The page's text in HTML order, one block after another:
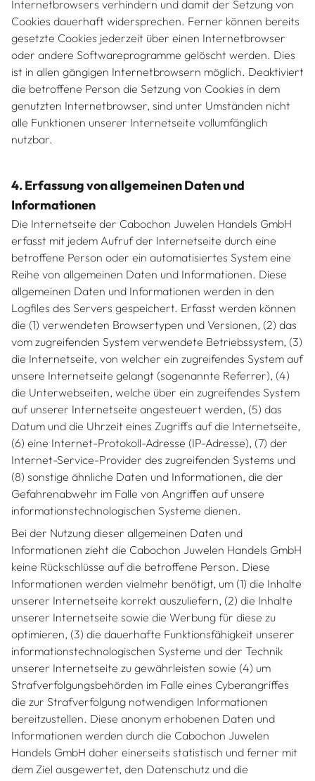
Internetbrowsers verhindern und damit der Setzung von
Cookies dauerhaft widersprechen. Ferner können bereits
gesetzte Cookies jederzeit über einen Internetbrowser
oder andere Softwareprogramme gelöscht werden. Dies
ist in allen gängigen Internetbrowsern möglich. Deaktiviert
die betroffene Person die Setzung von Cookies in dem
genutzten Internetbrowser, sind unter Umständen nicht
alle Funktionen unserer Internetseite vollumfänglich
nutzbar.
4. Erfassung von allgemeinen Daten und
Informationen
Die Internetseite der Cabochon Juwelen Handels GmbH
erfasst mit jedem Aufruf der Internetseite durch eine
betroffene Person oder ein automatisiertes System eine
Reihe von allgemeinen Daten und Informationen. Diese
allgemeinen Daten und Informationen werden in den
Logfiles des Servers gespeichert. Erfasst werden können
die (1) verwendeten Browsertypen und Versionen, (2) das
vom zugreifenden System verwendete Betriebssystem, (3)
die Internetseite, von welcher ein zugreifendes System auf
unsere Internetseite gelangt (sogenannte Referrer), (4)
die Unterwebseiten, welche über ein zugreifendes System
auf unserer Internetseite angesteuert werden, (5) das
Datum und die Uhrzeit eines Zugriffs auf die Internetseite,
(6) eine Internet-Protokoll-Adresse (IP-Adresse), (7) der
Internet-Service-Provider des zugreifenden Systems und
(8) sonstige ähnliche Daten und Informationen, die der
Gefahrenabwehr im Falle von Angriffen auf unsere
informationstechnologischen Systeme dienen.
Bei der Nutzung dieser allgemeinen Daten und
Informationen zieht die Cabochon Juwelen Handels GmbH
keine Rückschlüsse auf die betroffene Person. Diese
Informationen werden vielmehr benötigt, um (1) die Inhalte
unserer Internetseite korrekt auszuliefern, (2) die Inhalte
unserer Internetseite sowie die Werbung für diese zu
optimieren, (3) die dauerhafte Funktionsfähigkeit unserer
informationstechnologischen Systeme und der Technik
unserer Internetseite zu gewährleisten sowie (4) um
Strafverfolgungsbehörden im Falle eines Cyberangriffes
die zur Strafverfolgung notwendigen Informationen
bereitzustellen. Diese anonym erhobenen Daten und
Informationen werden durch die Cabochon Juwelen
Handels GmbH daher einerseits statistisch und ferner mit
dem Ziel ausgewertet, den Datenschutz und die